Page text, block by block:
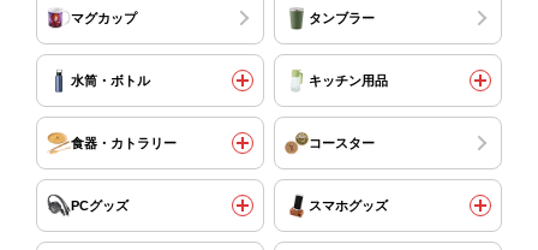
マグカップ タンブラー
水筒・ボトル キッチン用品
食器・カトラリー コースター
PCグッズ スマホグッズ